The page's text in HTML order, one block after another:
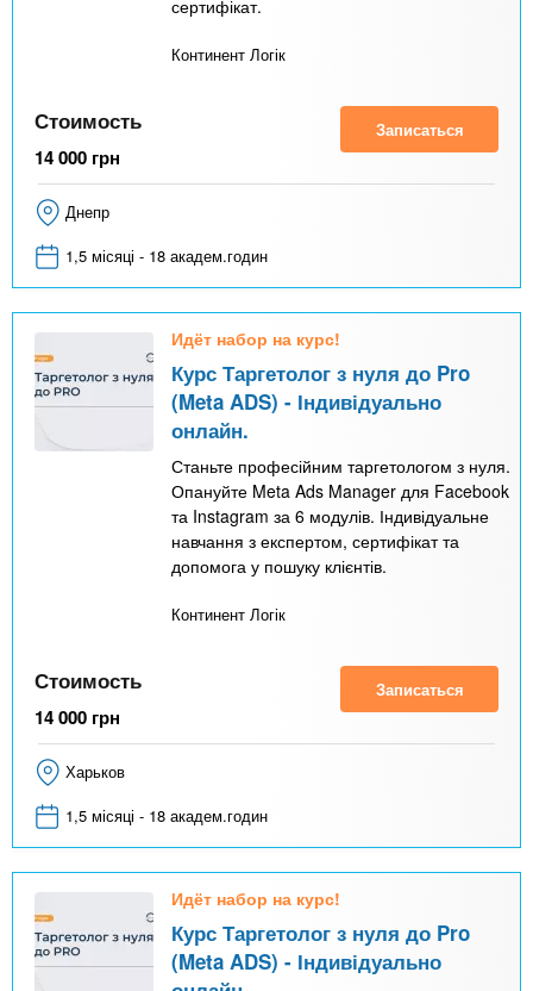
сертифікат.
Континент Логік
Стоимость
14 000 грн
Записаться
Днепр
1,5 місяці - 18 академ.годин
Идёт набор на курс!
Курс Таргетолог з нуля до Pro
(Meta ADS) - Індивідуально
онлайн.
Станьте професійним таргетологом з нуля.
Опануйте Meta Ads Manager для Facebook
та Instagram за 6 модулів. Індивідуальне
навчання з експертом, сертифікат та
допомога у пошуку клієнтів.
Континент Логік
Стоимость
14 000 грн
Записаться
Харьков
1,5 місяці - 18 академ.годин
Идёт набор на курс!
Курс Таргетолог з нуля до Pro
(Meta ADS) - Індивідуально